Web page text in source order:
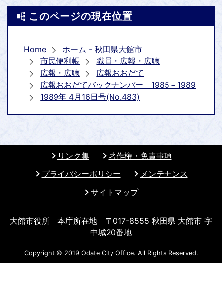
このページの現在位置
Home
ホーム - 秋田県大館市
市民便利帳
職員・広報・広聴
広報・広聴
広報おおだて
広報おおだてバックナンバー 1985－1989
1989年 4月16日号(No.483)
リンク集
著作権・免責事項
プライバシーポリシー
メンテナンス
サイトマップ
大館市役所 本庁所在地 〒017-8555 秋田県 大館市 字
中城20番地
Copyright © 2019 Odate City Office. All Rights Reserved.